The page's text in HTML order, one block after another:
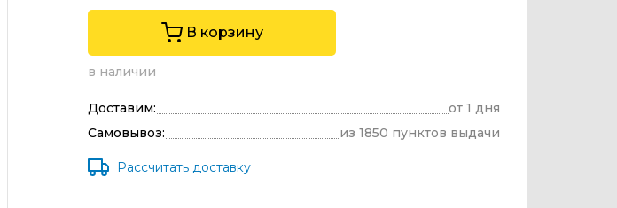
В корзину
в наличии
Доставим:
от 1 дня
Самовывоз:
из 1850 пунктов выдачи
Рассчитать доставку